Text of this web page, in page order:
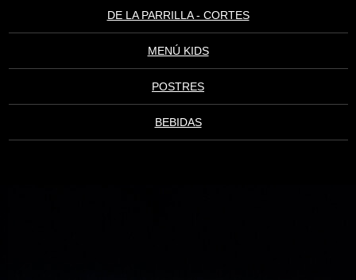
DE LA PARRILLA - CORTES
MENÚ KIDS
POSTRES
BEBIDAS